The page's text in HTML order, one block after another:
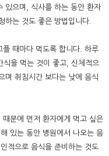
있으며, 식사를 하는 동안 환자
하는 것도 좋은 방법입니다.
때마다 먹도록 합니다. 하루
을 먹는 것이 좋고, 신체적으
며 취침시간 보다는 낮에 음식
문에 먼저 환자에게 먹고 싶은
있는 동안 병원에서 나오는 음
적으로 음식을 준비하는 것도